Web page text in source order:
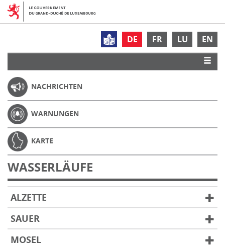
DE FR LU EN
NACHRICHTEN
WARNUNGEN
KARTE
WASSERLÄUFE
ALZETTE
SAUER
MOSEL